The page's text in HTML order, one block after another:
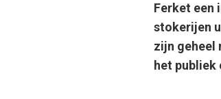
Ferket een
stokerijen
zijn geheel
het